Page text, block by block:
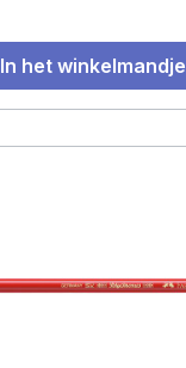
In het winkelmandje